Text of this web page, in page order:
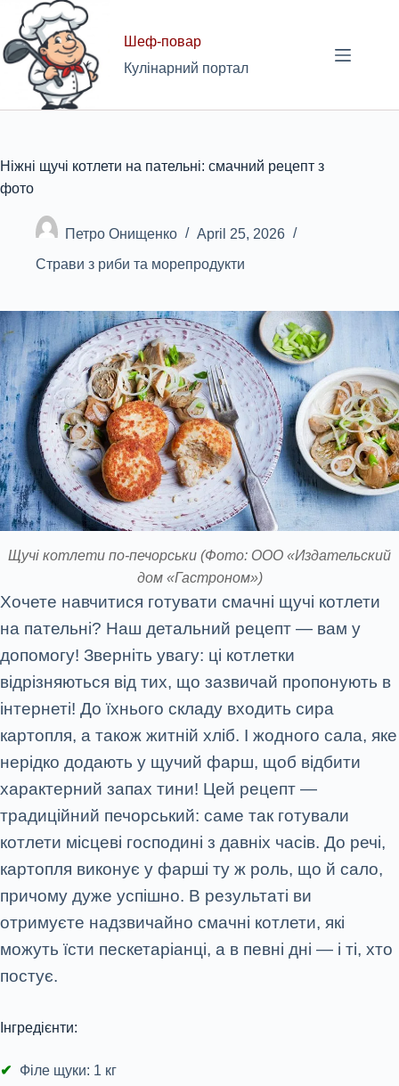
Skip
content
Шеф-повар
Кулінарний портал
Ніжні щучі котлети на пательні: смачний рецепт з
фото
Петро Онищенко
April 25, 2026
Страви з риби та морепродукти
Щучі котлети по-печорськи (Фото: ООО «Издательский
дом «Гастроном»)
Хочете навчитися готувати смачні щучі котлети
на пательні? Наш детальний рецепт — вам у
допомогу! Зверніть увагу: ці котлетки
відрізняються від тих, що зазвичай пропонують в
інтернеті! До їхнього складу входить сира
картопля, а також житній хліб. І жодного сала, яке
нерідко додають у щучий фарш, щоб відбити
характерний запах тини! Цей рецепт —
традиційний печорський: саме так готували
котлети місцеві господині з давніх часів. До речі,
картопля виконує у фарші ту ж роль, що й сало,
причому дуже успішно. В результаті ви
отримуєте надзвичайно смачні котлети, які
можуть їсти пескетаріанці, а в певні дні — і ті, хто
постує.
Інгредієнти:
Філе щуки: 1 кг